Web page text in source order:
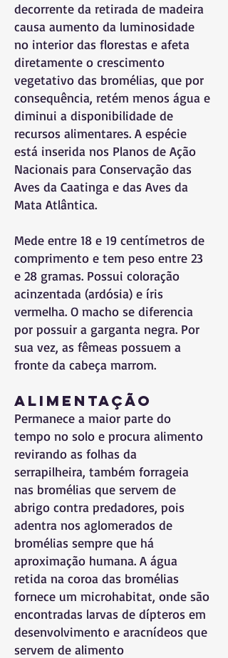
decorrente da retirada de madeira
causa aumento da luminosidade
no interior das florestas e afeta
diretamente o crescimento
vegetativo das bromélias, que por
consequência, retém menos água e
diminui a disponibilidade de
recursos alimentares. A espécie
está inserida nos Planos de Ação
Nacionais para Conservação das
Aves da Caatinga e das Aves da
Mata Atlântica.
Mede entre 18 e 19 centímetros de
comprimento e tem peso entre 23
e 28 gramas. Possui coloração
acinzentada (ardósia) e íris
vermelha. O macho se diferencia
por possuir a garganta negra. Por
sua vez, as fêmeas possuem a
fronte da cabeça marrom.
Alimentação
Permanece a maior parte do
tempo no solo e procura alimento
revirando as folhas da
serrapilheira, também forrageia
nas bromélias que servem de
abrigo contra predadores, pois
adentra nos aglomerados de
bromélias sempre que há
aproximação humana. A água
retida na coroa das bromélias
fornece um microhabitat, onde são
encontradas larvas de dípteros em
desenvolvimento e aracnídeos que
servem de alimento